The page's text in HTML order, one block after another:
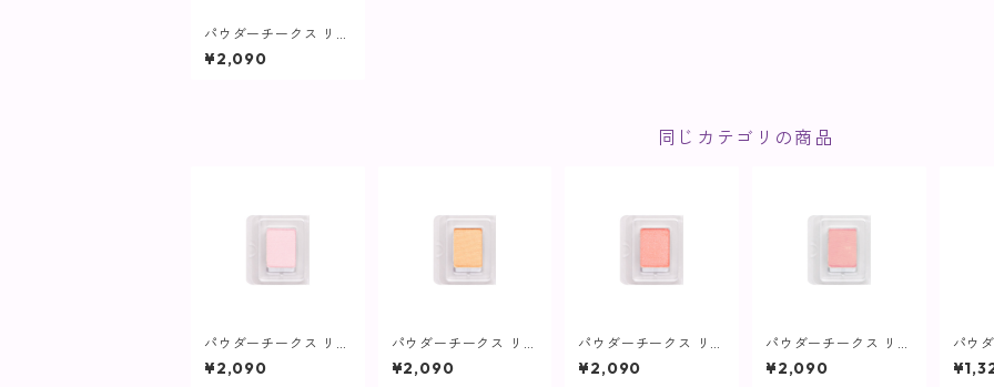
パウダーチークス リフ
ィル(ブラシなし) オレ
ンジ/ベース OR01M
¥2,090
同じカテゴリの商品
パウダーチークス リフ
ィル(ブラシなし)ピン
ク/ハイライトPK01P
¥2,090
パウダーチークス リフ
ィル(ブラシなし) オレ
ンジ/ハイライトYE01
¥2,090
パウダーチークス リフ
ィル(ブラシなし) コー
ラルピンク/ベース RD
¥2,090
パウダーチークス リフ
ィル(ブラシなし) ピン
ク/ベース PK02M【ヴ
¥2,090
パウ
コン
ィプ